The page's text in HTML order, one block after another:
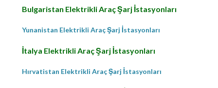
Bulgaristan Elektrikli Araç Şarj İstasyonları
Yunanistan Elektrikli Araç Şarj İstasyonları
İtalya Elektrikli Araç Şarj İstasyonları
Hırvatistan Elektrikli Araç Şarj İstasyonları